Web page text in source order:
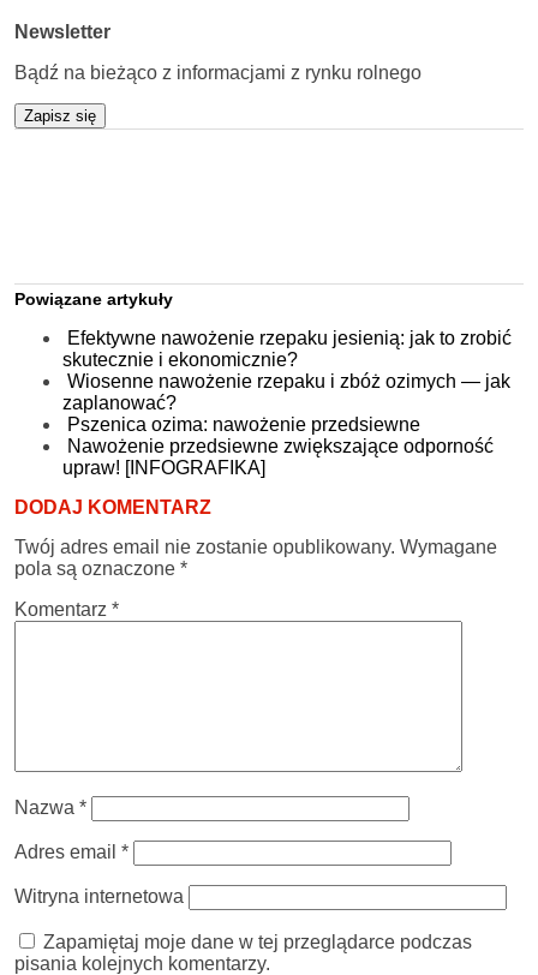
Newsletter
Bądź na bieżąco z informacjami z rynku rolnego
Zapisz się
Powiązane artykuły
Efektywne nawożenie rzepaku jesienią: jak to zrobić
skutecznie i ekonomicznie?
Wiosenne nawożenie rzepaku i zbóż ozimych — jak
zaplanować?
Pszenica ozima: nawożenie przedsiewne
Nawożenie przedsiewne zwiększające odporność
upraw! [INFOGRAFIKA]
DODAJ KOMENTARZ
Twój adres email nie zostanie opublikowany. Wymagane
pola są oznaczone *
Komentarz *
Nazwa *
Adres email *
Witryna internetowa
Zapamiętaj moje dane w tej przeglądarce podczas
pisania kolejnych komentarzy.